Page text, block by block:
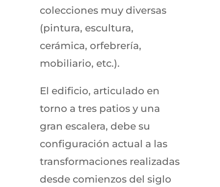
colecciones muy diversas
(pintura, escultura,
cerámica, orfebrería,
mobiliario, etc.).
El edificio, articulado en
torno a tres patios y una
gran escalera, debe su
configuración actual a las
transformaciones realizadas
desde comienzos del siglo